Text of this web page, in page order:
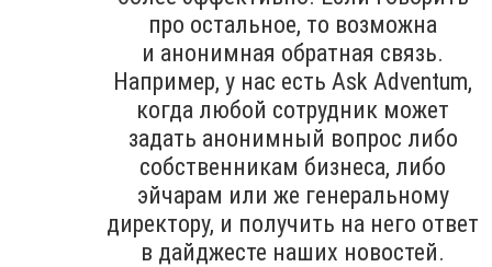
про остальное, то возможна
и анонимная обратная связь.
Например, у нас есть Ask Adventum,
когда любой сотрудник может
задать анонимный вопрос либо
собственникам бизнеса, либо
эйчарам или же генеральному
директору, и получить на него ответ
в дайджесте наших новостей.